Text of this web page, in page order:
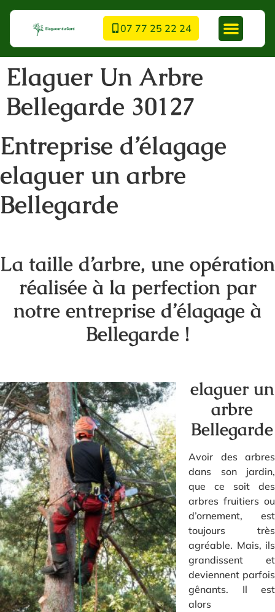
07 77 25 22 24
Elaguer Un Arbre
Bellegarde 30127
Entreprise d’élagage
elaguer un arbre
Bellegarde
La taille d’arbre, une opération
réalisée à la perfection par
notre entreprise d’élagage à
Bellegarde !
elaguer un
arbre
Bellegarde
Avoir des arbres
dans son jardin,
que ce soit des
arbres fruitiers ou
d’ornement, est
toujours très
agréable. Mais, ils
grandissent et
deviennent parfois
gênants. Il est
alors